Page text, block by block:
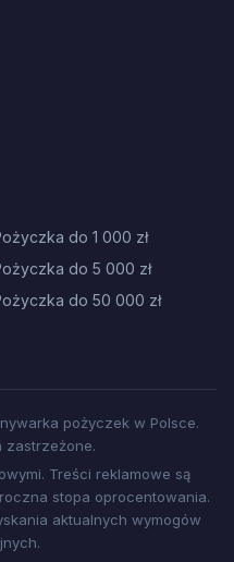
do 1 000 zł
do 5 000 zł
do 50 000 zł
pożyczek w Polsce.
zastrzeżone.
Treści reklamowe są
stopa oprocentowania.
aktualnych wymogów